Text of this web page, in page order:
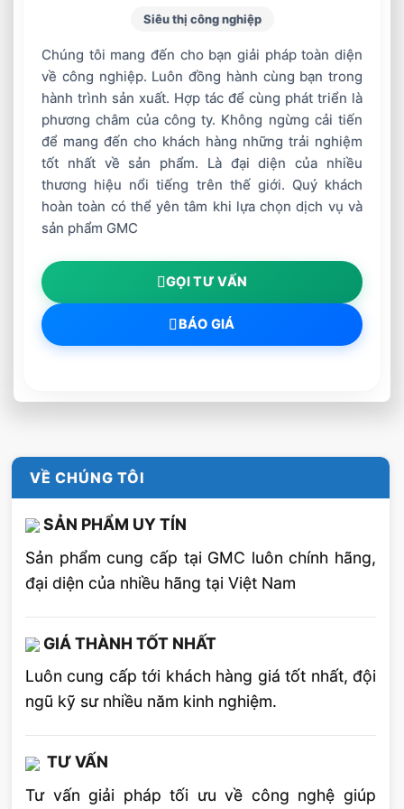
VỀ CHÚNG TÔI
SẢN PHẨM UY TÍN
Sản phẩm cung cấp tại GMC luôn chính hãng,
đại diện của nhiều hãng tại Việt Nam
GIÁ THÀNH TỐT NHẤT
Luôn cung cấp tới khách hàng giá tốt nhất, đội
ngũ kỹ sư nhiều năm kinh nghiệm.
TƯ VẤN
Tư vấn giải pháp tối ưu về công nghệ giúp
+ Chất lượng của kim loại mối hàn phụ thuộc
rất lớn vào thành phần hoá học của kim loại cơ
bản và điều kiện hàn.
– Phạm vi áp dụng
Phù hợp cho hàn các mối hàn dày, đưưuờng
mối hàn cao nhưu chế tạo bình, bồn, bể chứa,
nghành công nghiệp đóng tàu v.v
Các thông số công nghệ hàn
nghệ phải đưuợc tính toán lựa chọn trưuớc và
Kích thước điện cực (dây hàn): de
Kích thước điện cực ảnh hưởngtới hình dáng
mối hàn và chiều sâu ngấu ở một cường độ
dòng nhất định.Ih = 600A,Vh = 750mm/p,Uh =
30v
Siêu thị công nghiệp
Chúng tôi mang đến cho bạn giải pháp toàn diện
về công nghiệp. Luôn đồng hành cùng bạn trong
hành trình sản xuất. Hợp tác để cùng phát triển là
phương châm của công ty. Không ngừng cải tiến
để mang đến cho khách hàng những trải nghiệm
tốt nhất về sản phẩm. Là đại diện của nhiều
thương hiệu nổi tiếng trên thế giới. Quý khách
hoàn toàn có thể yên tâm khi lựa chọn dịch vụ và
sản phẩm GMC
GỌI TƯ VẤN
BÁO GIÁ